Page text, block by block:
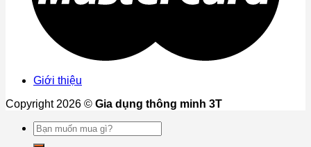
Giới thiệu
Copyright 2026 © Gia dụng thông minh 3T
Tìm
kiếm: